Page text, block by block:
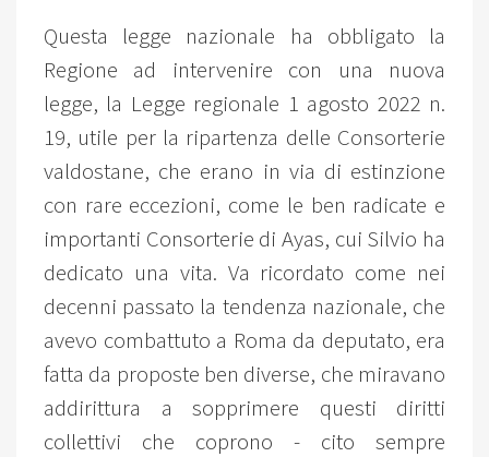
Questa legge nazionale ha obbligato la
Regione ad intervenire con una nuova
legge, la Legge regionale 1 agosto 2022 n.
19, utile per la ripartenza delle Consorterie
valdostane, che erano in via di estinzione
con rare eccezioni, come le ben radicate e
importanti Consorterie di Ayas, cui Silvio ha
dedicato una vita. Va ricordato come nei
decenni passato la tendenza nazionale, che
avevo combattuto a Roma da deputato, era
fatta da proposte ben diverse, che miravano
addirittura a sopprimere questi diritti
collettivi che coprono - cito sempre